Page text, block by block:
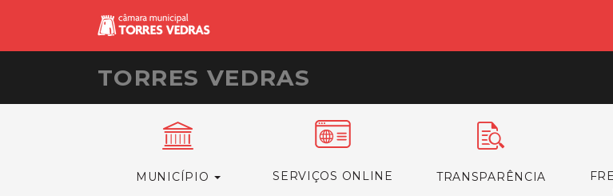
TORRES VEDRAS
MUNICÍPIO SERVIÇOS ONLINE TRANSPARÊNCIA